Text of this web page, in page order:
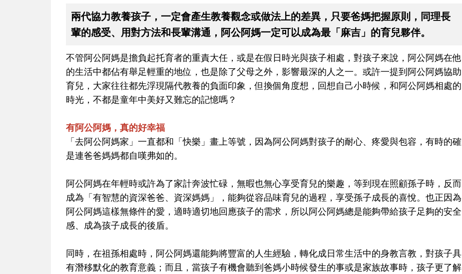
兩代協力教養孩子，一定會產生教養觀念或做法上的差異，只要爸媽把握原則，同理長
輩的感受、用對方法和長輩溝通，阿公阿媽一定可以成為最「麻吉」的育兒夥伴。
不管阿公阿媽是擔負起托育者的重責大任，或是在假日時光與孩子相處，對孩子來說，阿公阿媽在他
的生活中都佔有舉足輕重的地位，也是除了父母之外，影響最深的人之一。或許一提到阿公阿媽協助
育兒，大家往往都先浮現隔代教養的負面印象，但換個角度想，回想自己小時候，和阿公阿媽相處的
時光，不都是童年中美好又難忘的記憶嗎？
有阿公阿媽，真的好幸福
「去阿公阿媽家」一直都和「快樂」畫上等號，因為阿公阿媽對孩子的耐心、疼愛與包容，有時的確
是連爸爸媽媽都自嘆弗如的。
阿公阿媽在年輕時或許為了家計奔波忙碌，無暇也無心享受育兒的樂趣，等到現在照顧孫子時，反而
成為「有智慧的資深爸爸、資深媽媽」，能夠從容品味育兒的過程，享受孫子成長的喜悅。也正因為
阿公阿媽這樣無條件的愛，適時適切地回應孩子的需求，所以阿公阿媽總是能夠帶給孩子足夠的安全
感、成為孩子成長的後盾。
同時，在祖孫相處時，阿公阿媽還能夠將豐富的人生經驗，轉化成日常生活中的身教言教，對孩子具
有潛移默化的教育意義；而且，當孩子有機會聽到爸媽小時候發生的事或是家族故事時，孩子更了解